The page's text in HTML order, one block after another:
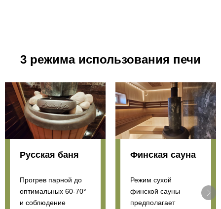
3 режима использования печи
Русская баня
Прогрев парной до
оптимальных 60-70°
и соблюдение
Финская сауна
Режим сухой
финской сауны
предполагает